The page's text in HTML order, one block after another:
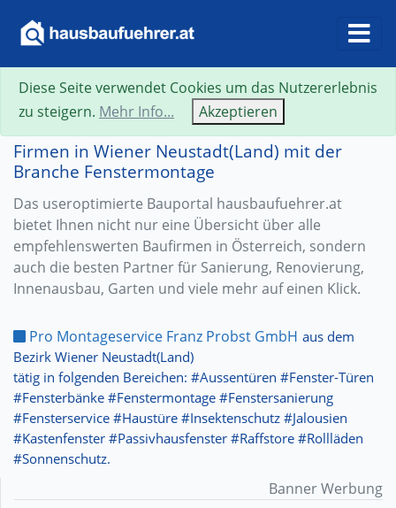
Firmen in Wiener Neustadt(Land) mit der
Branche Fenstermontage
Das useroptimierte Bauportal hausbaufuehrer.at
bietet Ihnen nicht nur eine Übersicht über alle
empfehlenswerten Baufirmen in Österreich, sondern
auch die besten Partner für Sanierung, Renovierung,
Innenausbau, Garten und viele mehr auf einen Klick.
Pro Montageservice Franz Probst GmbH aus dem
Bezirk Wiener Neustadt(Land)
tätig in folgenden Bereichen: #Aussentüren #Fenster-Türen
#Fensterbänke #Fenstermontage #Fenstersanierung
#Fensterservice #Haustüre #Insektenschutz #Jalousien
#Kastenfenster #Passivhausfenster #Raffstore #Rollläden
#Sonnenschutz.
Banner Werbung
Diese Seite verwendet Cookies um das Nutzererlebnis
zu steigern. Mehr Info... Akzeptieren